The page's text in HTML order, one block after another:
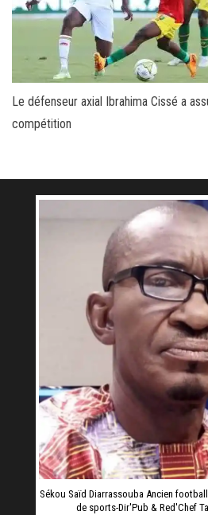
Le défenseur axial Ibrahima Cissé a
compétition
Sékou Saïd Diarrassouba Ancien
de sports-Dir'Pub & Red'Chef